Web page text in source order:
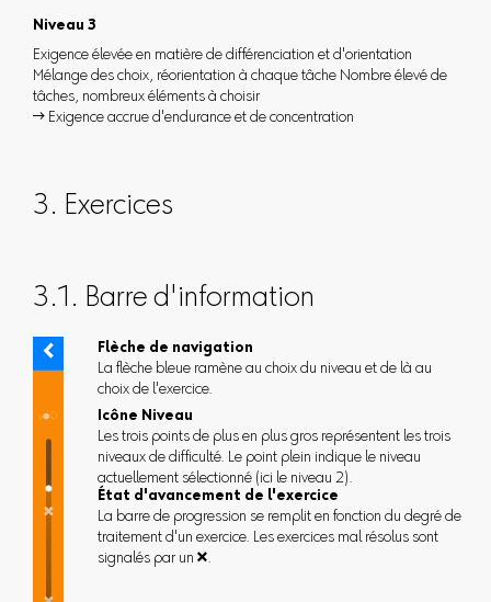
Niveau 3
Exigence élevée en matière de différenciation et d'orientation
Mélange des choix, réorientation à chaque tâche Nombre élevé de
tâches, nombreux éléments à choisir
 Exigence accrue d'endurance et de concentration
3. Exercices
3.1. Barre d'information
Flèche de navigation
La flèche bleue ramène au choix du niveau et de là au
choix de l'exercice.
Icône Niveau
Les trois points de plus en plus gros représentent les trois
niveaux de difficulté. Le point plein indique le niveau
actuellement sélectionné (ici le niveau 2).
État d'avancement de l'exercice
La barre de progression se remplit en fonction du degré de
traitement d'un exercice. Les exercices mal résolus sont
signalés par un .